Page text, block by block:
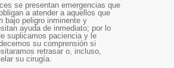
se presentan emergencias que
a atender a aquellos que
bajo peligro inminente y
ayuda de inmediato; por lo
suplicamos paciencia y le
su comprensión si
retrasar o, incluso,
su cirugía.